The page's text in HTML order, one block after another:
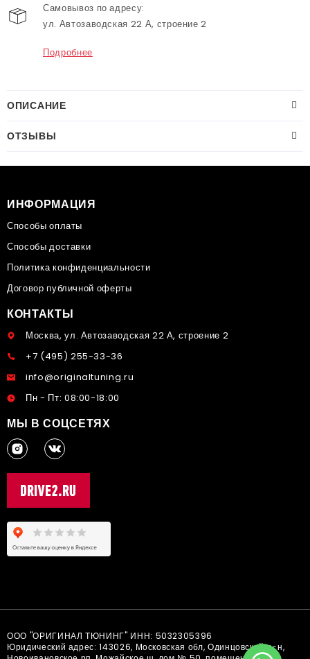
Самовывоз по адресу:
ул. Автозаводская 22 А, строение 2
Подробнее
ОПИСАНИЕ
ОТЗЫВЫ
ИНФОРМАЦИЯ
Способы оплаты
Способы доставки
Политика конфиденциальности
Договор публичной оферты
КОНТАКТЫ
Москва, ул. Автозаводская 22 А, строение 2
+7 (495) 255-33-36
info@originaltuning.ru
Пн - Пт: 08:00-18:00
МЫ В СОЦСЕТЯХ
ООО "ОРИГИНАЛ ТЮНИНГ" ИНН: 5032305396
Юридический адрес: 143026, Московская обл, Одинцовский р-н,